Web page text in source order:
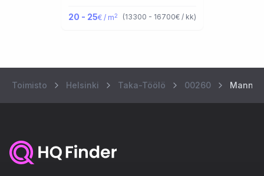
20 - 25€ / m2 (13300 - 16700€ / kk)
Toimisto Helsinki Taka-Töölö 00260